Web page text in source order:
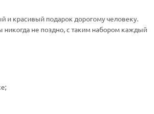
и красивый подарок дорогому человеку.
никогда не поздно, с таким набором каждый